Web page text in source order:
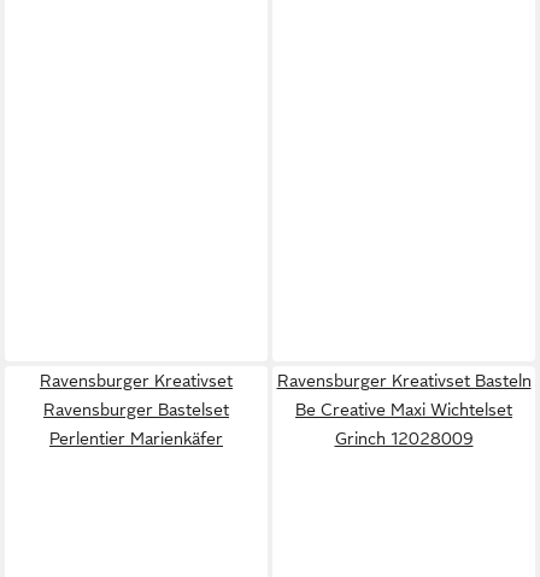
Ravensburger Kreativset
Ravensburger Bastelset
Perlentier Marienkäfer
Ravensburger Kreativset Basteln
Be Creative Maxi Wichtelset
Grinch 12028009